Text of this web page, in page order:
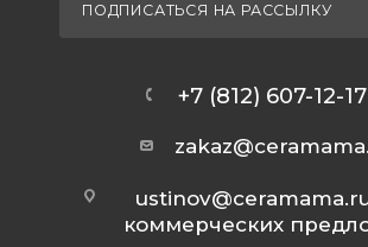
ПОДПИСАТЬСЯ НА РАССЫЛКУ
+7 (812) 607-12-17
коммерческих